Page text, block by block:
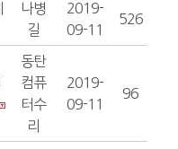
나병
길
2019-
09-11
526
동탄
컴퓨
터수
리
2019-
09-11
96